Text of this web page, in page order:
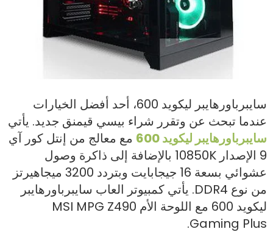
سايبرباورهايبر ليكويد 600، أحد أفضل الخيارات
عندما تبحث عن وتقرر شراء بيسي قيمنق جديد. يأتي
سايبرباورهايبر ليكويد 600
مع معالج من إنتل كور آي
9 الإصدار 10850K بالإضافة إلى ذاكرة وصول
عشوائي بسعة 16 جيجابايت وبتردد 3200 ميجاهيرتز
من نوع DDR4. يأتي كمبيوتر العاب سايبرباورهايبر
ليكويد 600 مع اللوحة الأم MSI MPG Z490
Gaming Plus.